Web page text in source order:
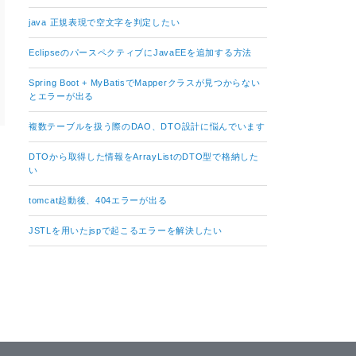
java 正規表現で空文字を判定したい
EclipseのパースペクティブにJavaEEを追加する方法
Spring Boot + MyBatisでMapperクラスが見つからない
とエラーが出る
複数テーブルを扱う際のDAO、DTO設計に悩んでいます
DTOから取得した情報をArrayListのDTO型で格納した
い
tomcat起動後、404エラーが出る
JSTLを用いたjspで起こるエラーを解決したい